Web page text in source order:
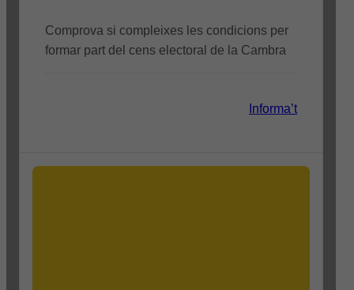
Comprova si compleixes les condicions per
formar part del cens electoral de la Cambra
Informa’t